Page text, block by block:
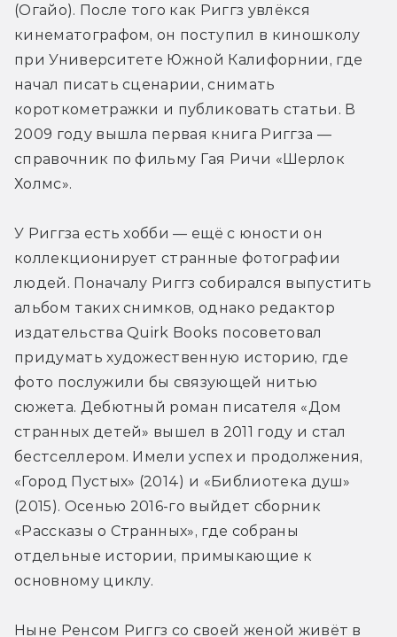
(Огайо). После того как Риггз увлёкся
кинематографом, он поступил в киношколу
при Университете Южной Калифорнии, где
начал писать сценарии, снимать
короткометражки и публиковать статьи. В
2009 году вышла первая книга Риггза —
справочник по фильму Гая Ричи «Шерлок
Холмс».
У Риггза есть хобби — ещё с юности он
коллекционирует странные фотографии
людей. Поначалу Риггз собирался выпустить
альбом таких снимков, однако редактор
издательства Quirk Books посоветовал
придумать художественную историю, где
фото послужили бы связующей нитью
сюжета. Дебютный роман писателя «Дом
странных детей» вышел в 2011 году и стал
бестселлером. Имели успех и продолжения,
«Город Пустых» (2014) и «Библиотека душ»
(2015). Осенью 2016-го выйдет сборник
«Рассказы о Странных», где собраны
отдельные истории, примыкающие к
основному циклу.
Ныне Ренсом Риггз со своей женой живёт в